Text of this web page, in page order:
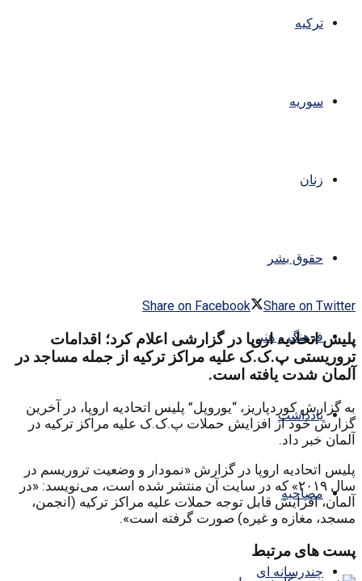
ترکیه
سوریه
زنان
حقوق بشر
فرهنگ و هنر
یادداشت
مصاحبه
چندرسانه ای
Share on Facebook Share on Twitter
پلیس اتحادیه اروپا در گزارشی اعلام کرد؛ اقدامات
تروریستی پ.ک.ک علیه مراکز ترکیه از جمله مساجد در
آلمان شدت یافته است.
به گزارش کوردپاریز، “یوروپل” پلیس اتحادیه اروپا، در آخرین
گزارش خود از افزایش حملات پ.ک.ک علیه مراکز ترکیه در
آلمان خبر داد.
پلیس اتحادیه اروپا در گزارش «نمودار و وضعیت تروریسم در
سال ۲۰۱۹» که در سایت آن منتشر شده است، می‌نویسد: «در
آلمان، افزایش قابل توجه حملات علیه مراکز ترکیه (انجمن،
مسجد، مغازه و غیره) صورت گرفته است».
پست های مرتبط